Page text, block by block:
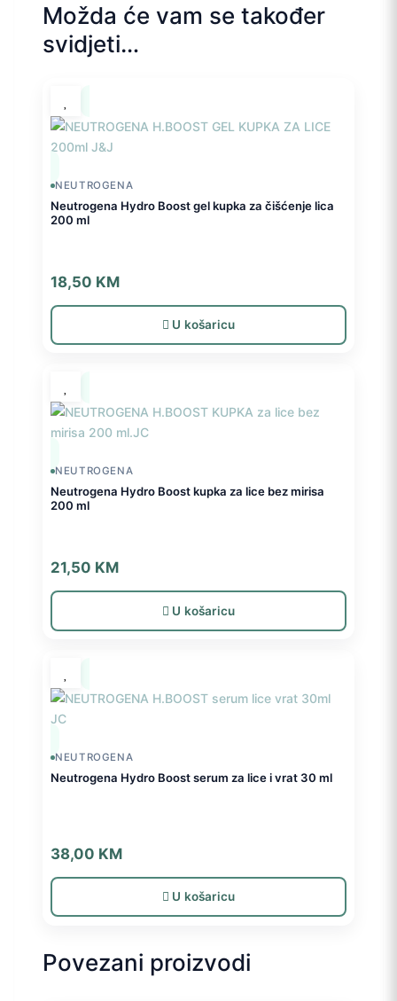
Možda će vam se također
svidjeti…
NEUTROGENA
Neutrogena Hydro Boost gel kupka za čišćenje lica
200 ml
18,50 KM
U košaricu
NEUTROGENA
Neutrogena Hydro Boost kupka za lice bez mirisa
200 ml
21,50 KM
U košaricu
NEUTROGENA
Neutrogena Hydro Boost serum za lice i vrat 30 ml
38,00 KM
U košaricu
Povezani proizvodi